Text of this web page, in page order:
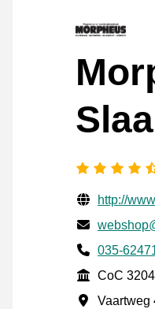
Verificerede
Website
http://
E-mail
Phone
035-
CoC
CoC
Vaartweg